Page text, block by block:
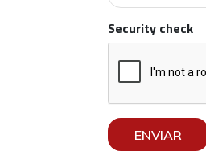
Security check
ENVIAR